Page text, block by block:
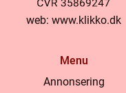
web: www.klikko.dk
Menu
Annonsering